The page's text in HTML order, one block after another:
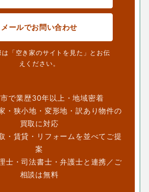
メールでお問い合わせ
は「空き家のサイトを見た」とお伝
えください。
で業歴30年以上・地域密着
・狭小地・変形地・訳あり物件の
買取に対応
・賃貸・リフォームを並べてご提
案
士・司法書士・弁護士と連携／ご
相談は無料